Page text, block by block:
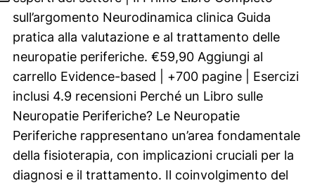
sull’argomento Neurodinamica clinica Guida
pratica alla valutazione e al trattamento delle
neuropatie periferiche. €59,90 Aggiungi al
carrello Evidence-based | +700 pagine | Esercizi
inclusi 4.9 recensioni Perché un Libro sulle
Neuropatie Periferiche? Le Neuropatie
Periferiche rappresentano un’area fondamentale
della fisioterapia, con implicazioni cruciali per la
diagnosi e il trattamento. Il coinvolgimento del